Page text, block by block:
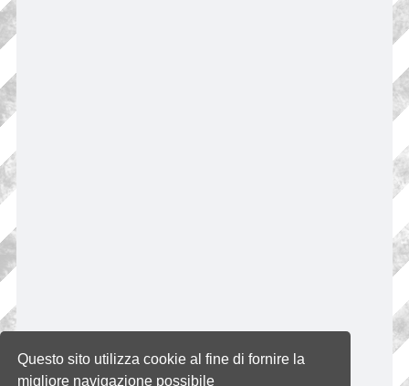
Questo sito utilizza cookie al fine di fornire la
migliore navigazione possibile